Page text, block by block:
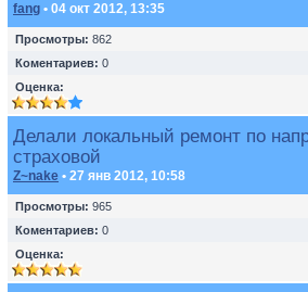
fang • 04 окт 2012, 13:35
Просмотры: 862
Коментариев: 0
Оценка:
Делали локальный ремонт по
страховой
Z~nake • 27 янв 2012, 10:58
Просмотры: 965
Коментариев: 0
Оценка: